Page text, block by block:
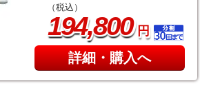
（税込）
194,800円
詳細・購入へ